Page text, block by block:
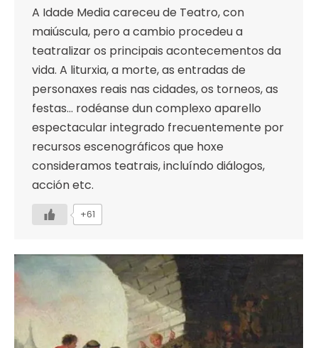
A Idade Media careceu de Teatro, con
maiúscula, pero a cambio procedeu a
teatralizar os principais acontecementos da
vida. A liturxia, a morte, as entradas de
personaxes reais nas cidades, os torneos, as
festas… rodéanse dun complexo aparello
espectacular integrado frecuentemente por
recursos escenográficos que hoxe
consideramos teatrais, incluíndo diálogos,
acción etc.
+61